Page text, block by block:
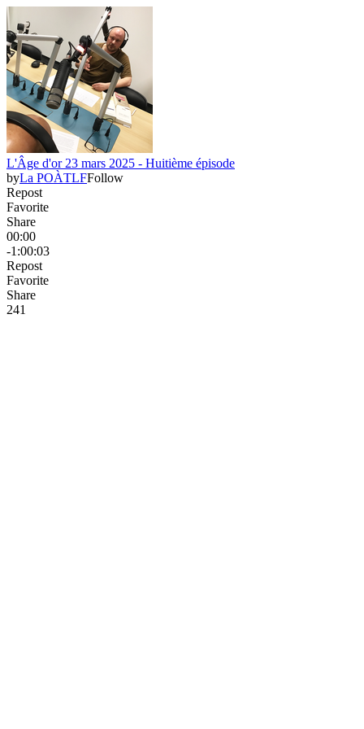
L'Âge d'or 23 mars 2025 - Huitième épisode
byLa POÀTLFFollow
Repost
Favorite
Share
00:00
-1:00:03
Repost
Favorite
Share
241